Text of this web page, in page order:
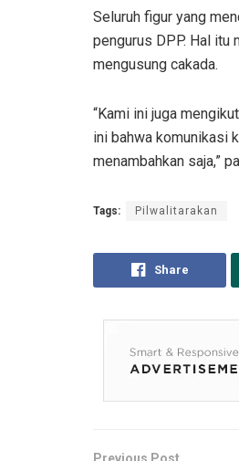
Seluruh figur yang
pengurus DPP. Hal itu
mengusung cakada.
“Kami ini juga
ini bahwa komunikasi
menambahkan saja,”
Tags: Pilwalitarakan
Share
Previous Post